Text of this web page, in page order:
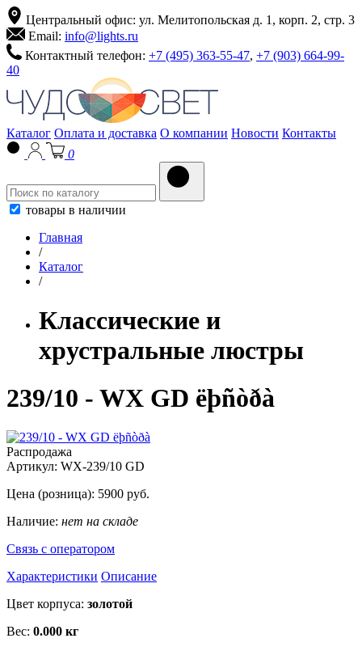
Центральный офис: ул. Мелитопольская д. 1, корп. 2, стр. 3
Email: info@lights.ru
Контактный телефон: +7 (495) 363-55-47, +7 (903) 664-99-
40
Каталог Оплата и доставка О компании Новости Контакты
0
товары в наличии
Главная
/
Каталог
/
Классические и
хрустральные люстры
239/10 - WX GD ëþñòðà
Распродажа
Артикул: WX-239/10 GD
Цена (розница): 5900 руб.
Наличие: нет на складе
Связь с оператором
Характеристики Описание
Цвет корпуса: золотой
Вес: 0.000 кг